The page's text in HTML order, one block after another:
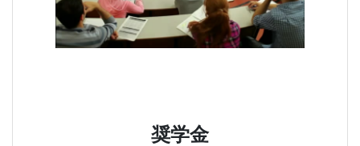
奨学金